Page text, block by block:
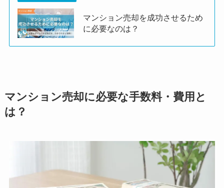
マンション売却を成功させるため
に必要なのは？
マンション売却に必要な手数料・費用と
は？